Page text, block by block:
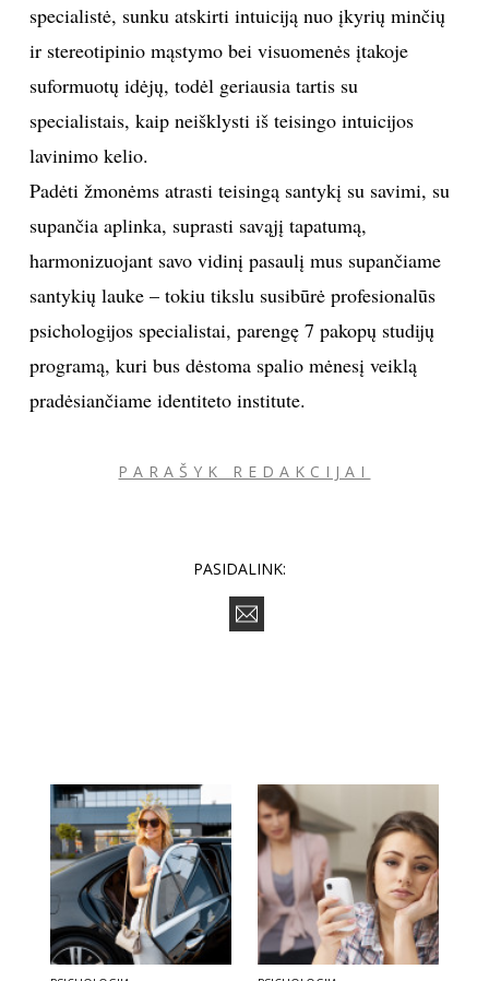
specialistė, sunku atskirti intuiciją nuo įkyrių minčių
ir stereotipinio mąstymo bei visuomenės įtakoje
suformuotų idėjų, todėl geriausia tartis su
specialistais, kaip neišklysti iš teisingo intuicijos
lavinimo kelio.
Padėti žmonėms atrasti teisingą santykį su savimi, su
supančia aplinka, suprasti savąjį tapatumą,
harmonizuojant savo vidinį pasaulį mus supančiame
santykių lauke – tokiu tikslu susibūrė profesionalūs
psichologijos specialistai, parengę 7 pakopų studijų
programą, kuri bus dėstoma spalio mėnesį veiklą
pradėsiančiame identiteto institute.
PARAŠYK REDAKCIJAI
PASIDALINK: